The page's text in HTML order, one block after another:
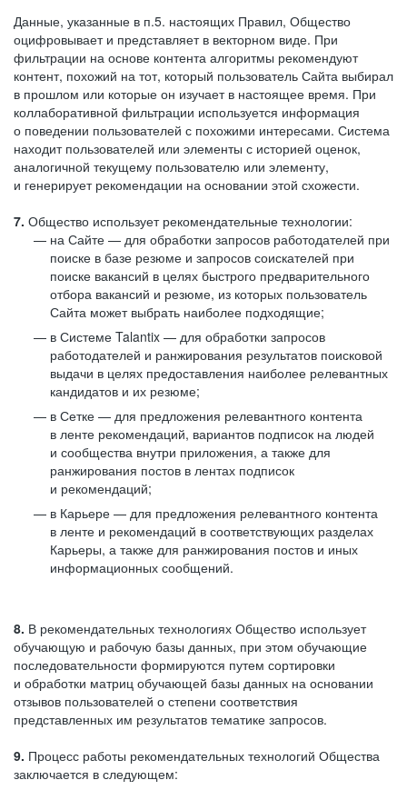
Данные, указанные в п.5. настоящих Правил, Общество
оцифровывает и представляет в векторном виде. При
фильтрации на основе контента алгоритмы рекомендуют
контент, похожий на тот, который пользователь Сайта выбирал
в прошлом или которые он изучает в настоящее время. При
коллаборативной фильтрации используется информация
о поведении пользователей с похожими интересами. Система
находит пользователей или элементы с историей оценок,
аналогичной текущему пользователю или элементу,
и генерирует рекомендации на основании этой схожести.
7. Общество использует рекомендательные технологии:
на Сайте — для обработки запросов работодателей при
поиске в базе резюме и запросов соискателей при
поиске вакансий в целях быстрого предварительного
отбора вакансий и резюме, из которых пользователь
Сайта может выбрать наиболее подходящие;
в Системе Talantix — для обработки запросов
работодателей и ранжирования результатов поисковой
выдачи в целях предоставления наиболее релевантных
кандидатов и их резюме;
в Сетке — для предложения релевантного контента
в ленте рекомендаций, вариантов подписок на людей
и сообщества внутри приложения, а также для
ранжирования постов в лентах подписок
и рекомендаций;
в Карьере — для предложения релевантного контента
в ленте и рекомендаций в соответствующих разделах
Карьеры, а также для ранжирования постов и иных
информационных сообщений.
8. В рекомендательных технологиях Общество использует
обучающую и рабочую базы данных, при этом обучающие
последовательности формируются путем сортировки
и обработки матриц обучающей базы данных на основании
отзывов пользователей о степени соответствия
представленных им результатов тематике запросов.
9. Процесс работы рекомендательных технологий Общества
заключается в следующем: